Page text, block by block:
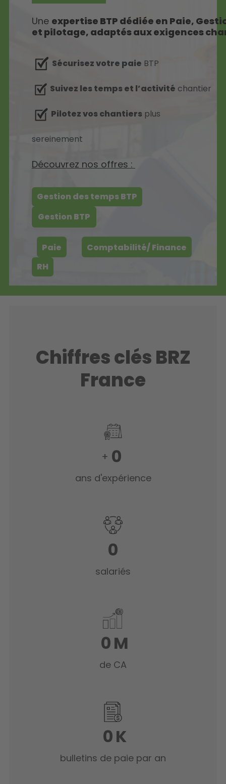
Une expertise BTP dédiée en Paie,
et pilotage, adaptés aux exigences
Sécurisez votre paie BTP
Suivez les temps et l’activité chantier
Pilotez vos chantiers plus
sereinement
Découvrez nos offres :
Gestion des temps BTP
Gestion BTP
Paie
Comptabilité/ Finance
RH
Chiffres clés BRZ
France
+ 0
ans d'expérience
0
salariés
0M
de CA
0K
bulletins de paie par an